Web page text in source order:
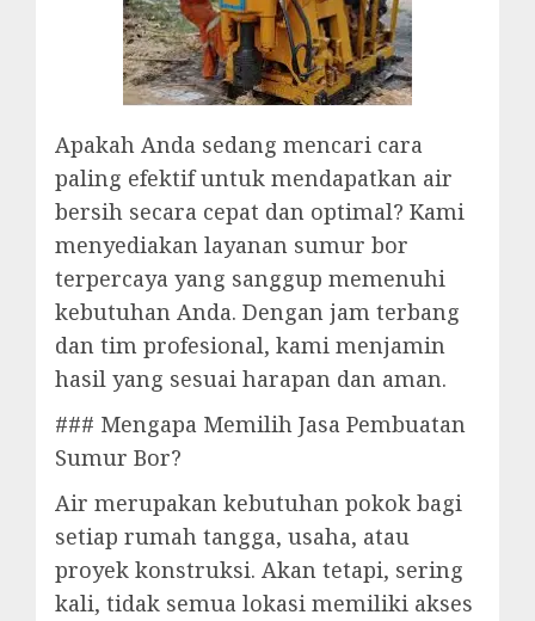
Apakah Anda sedang mencari cara
paling efektif untuk mendapatkan air
bersih secara cepat dan optimal? Kami
menyediakan layanan sumur bor
terpercaya yang sanggup memenuhi
kebutuhan Anda. Dengan jam terbang
dan tim profesional, kami menjamin
hasil yang sesuai harapan dan aman.
### Mengapa Memilih Jasa Pembuatan
Sumur Bor?
Air merupakan kebutuhan pokok bagi
setiap rumah tangga, usaha, atau
proyek konstruksi. Akan tetapi, sering
kali, tidak semua lokasi memiliki akses